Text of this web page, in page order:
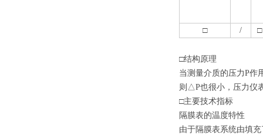
□ / □
□结构原理
当测量介质的压力P作
则△P也很小，压力仪
□主要技术指标
隔膜表的温度特性
由于隔膜表系统由填